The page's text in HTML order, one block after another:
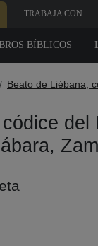
TRABAJA CON
BÍBLICOS
Beato de Liébana,
del